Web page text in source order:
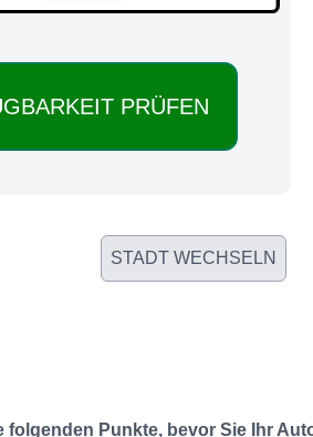
STADT WECHSELN
folgenden Punkte, bevor Sie Ihr